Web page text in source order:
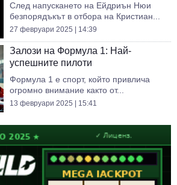
След напускането на Ейдриън Нюи
безпорядъкът в отбора на Кристиан...
27 февруари 2025 | 14:39
Залози на Формула 1: Най-
успешните пилоти
Формула 1 е спорт, който привлича
огромно внимание както от...
13 февруари 2025 | 15:41